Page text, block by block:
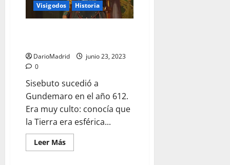
Visigodos Historia
DarioMadrid
junio 23, 2023
0
Sisebuto sucedió a
Gundemaro en el año 612.
Era muy culto: conocía que
la Tierra era esférica...
Leer MásLeer
más